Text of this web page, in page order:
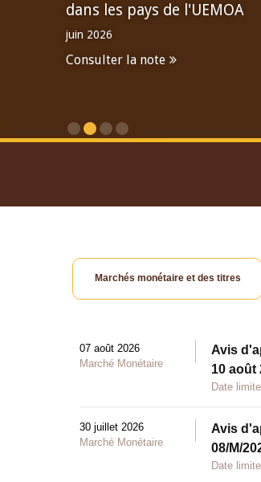
dans les pays de l'UEMOA
juin 2026
Consulter la note
Marchés monétaire et des titres
07 août 2026
Marché Monétaire
Avis
10 août
Date
30 juillet 2026
Marché Monétaire
Avis
08/M/
Date